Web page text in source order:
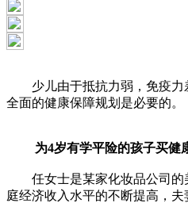
少儿由于抵抗力弱，免疫力差
全面的健康保障规划是必要的。
为4岁有学平险的孩子买健
任女士是某家化妆品公司的美
庭经济收入水平的不断提高，